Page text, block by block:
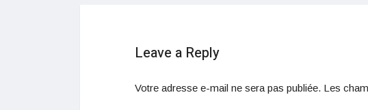
Leave a Reply
Votre adresse e-mail ne sera pas publiée. Les